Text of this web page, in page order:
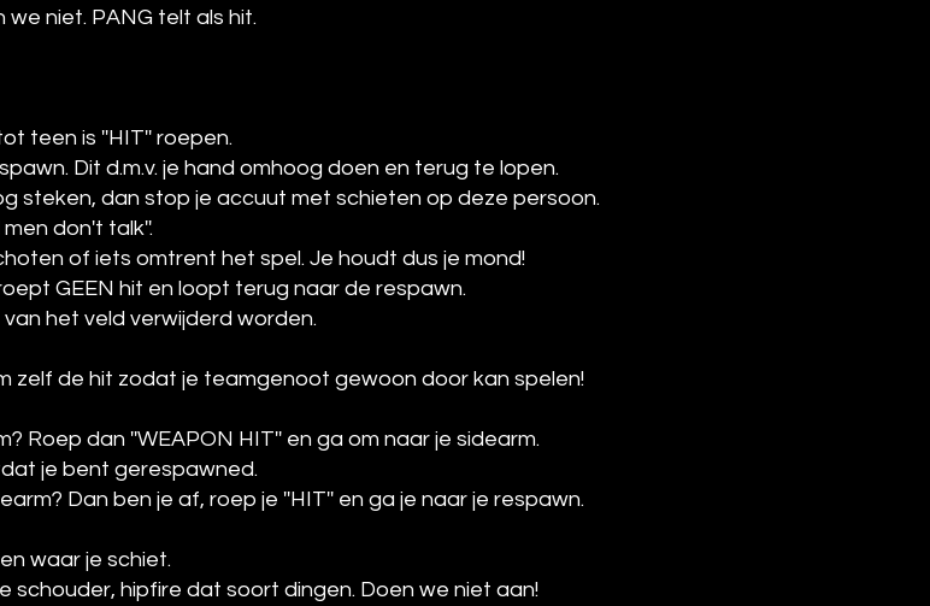
we niet. PANG telt als hit.
teen is ''HIT'' roepen.
Dit d.m.v. je hand omhoog doen en terug te lopen.
steken, dan stop je accuut met schieten op deze persoon.
don't talk''.
of iets omtrent het spel. Je houdt dus je mond!
GEEN hit en loopt terug naar de respawn.
het veld verwijderd worden.
zelf de hit zodat je teamgenoot gewoon door kan spelen!
Roep dan ''WEAPON HIT'' en ga om naar je sidearm.
je bent gerespawned.
Dan ben je af, roep je ''HIT'' en ga je naar je respawn.
waar je schiet.
schouder, hipfire dat soort dingen. Doen we niet aan!